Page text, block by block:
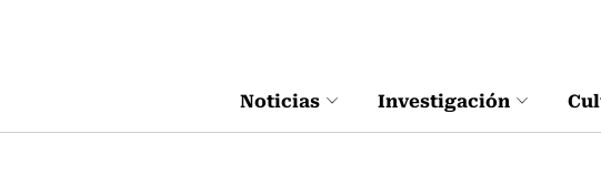
Noticias Investigación